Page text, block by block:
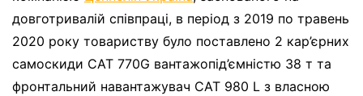
довготривалій співпраці, в період з 2019 по травень
2020 року товариству було поставлено 2 кар’єрних
самоскиди CAT 770G вантажопід’ємністю 38 т та
фронтальний навантажувач CAT 980 L з власною